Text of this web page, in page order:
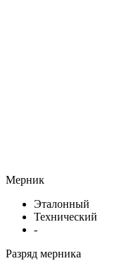
Мерник
Эталонный
Технический
-
Разряд мерника